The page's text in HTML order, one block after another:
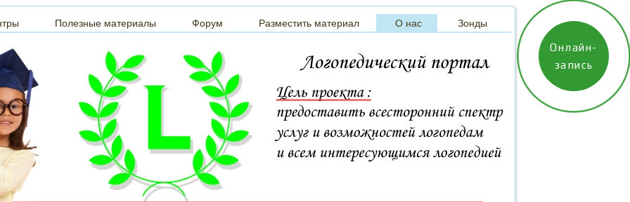
Полезные материалы Форум Разместить материал О нас Зонды
Онлайн-
запись